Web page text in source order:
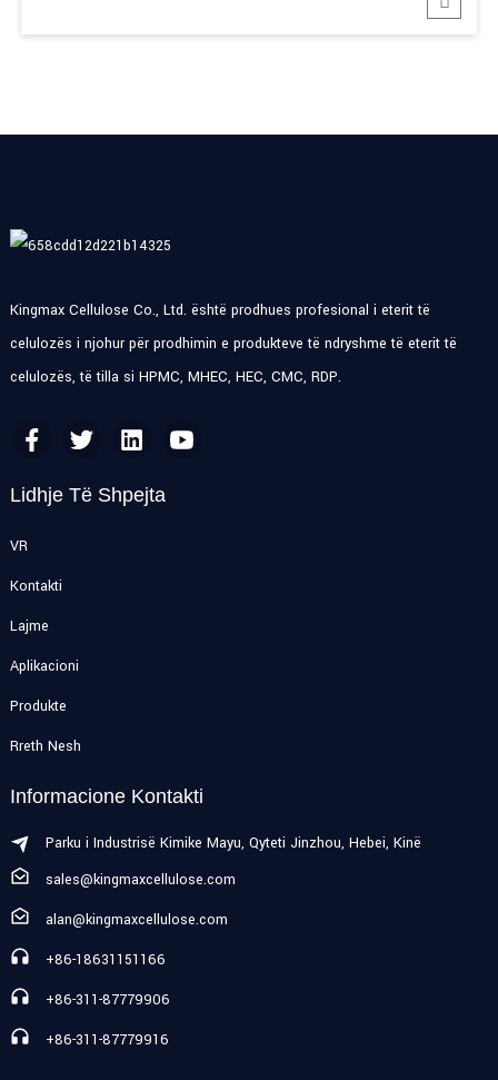
Kingmax Cellulose Co., Ltd. është prodhues profesional i eterit të
celulozës i njohur për prodhimin e produkteve të ndryshme të eterit të
celulozës, të tilla si HPMC, MHEC, HEC, CMC, RDP.
Lidhje Të Shpejta
VR
Kontakti
Lajme
Aplikacioni
Produkte
Rreth Nesh
Informacione Kontakti
Parku i Industrisë Kimike Mayu, Qyteti Jinzhou, Hebei, Kinë
sales@kingmaxcellulose.com
alan@kingmaxcellulose.com
+86-18631151166
+86-311-87779906
+86-311-87779916